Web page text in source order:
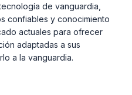
de vanguardia,
confiables y conocimiento
actuales para ofrecer
adaptadas a sus
a la vanguardia.